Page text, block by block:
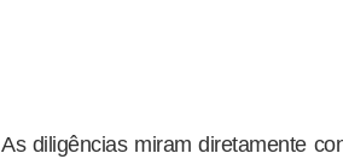
As diligências miram diretamente